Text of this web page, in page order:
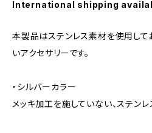
International shipping
本製品はステンレス素材を使用して
いアクセサリーです。
・シルバーカラー
メッキ加工を施していない、ステン